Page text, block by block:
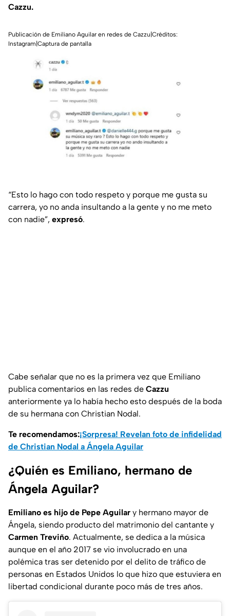
Cazzu.
Publicación de Emiliano Aguilar en redes de Cazzu|Créditos:
Instagram|Captura de pantalla
“Esto lo hago con todo respeto y porque me gusta su
carrera, yo no anda insultando a la gente y no me meto
con nadie”, expresó.
Cabe señalar que no es la primera vez que Emiliano
publica comentarios en las redes de Cazzu
anteriormente ya lo había hecho esto después de la boda
de su hermana con Christian Nodal.
Te recomendamos:¡Sorpresa! Revelan foto de infidelidad
de Christian Nodal a Ángela Aguilar
¿Quién es Emiliano, hermano de
Ángela Aguilar?
Emiliano es hijo de Pepe Aguilar y hermano mayor de
Ángela, siendo producto del matrimonio del cantante y
Carmen Treviño. Actualmente, se dedica a la música
aunque en el año 2017 se vio involucrado en una
polémica tras ser detenido por el delito de tráfico de
personas en Estados Unidos lo que hizo que estuviera en
libertad condicional durante poco más de tres años.